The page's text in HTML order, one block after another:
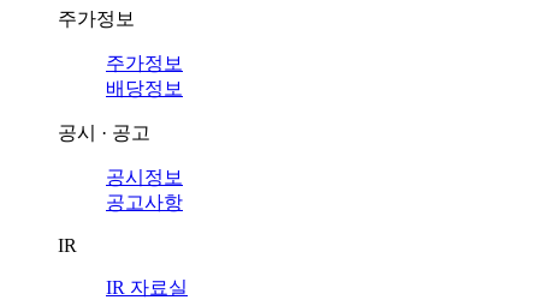
주가정보
주가정보
배당정보
공시 · 공고
공시정보
공고사항
IR
IR 자료실